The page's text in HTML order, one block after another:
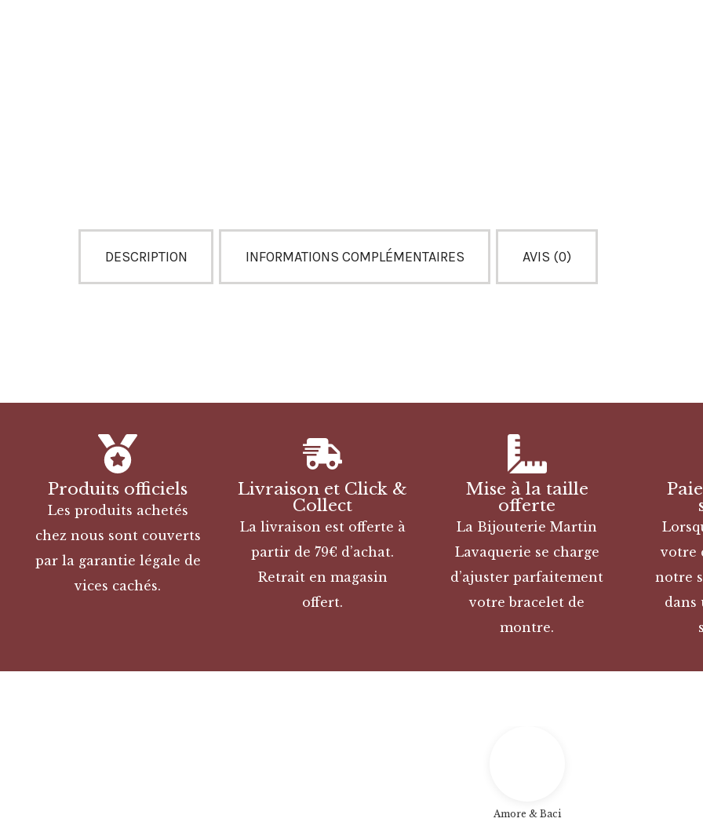
DESCRIPTION INFORMATIONS COMPLÉMENTAIRES AVIS (0)
Produits officiels
Les produits achetés
chez nous sont couverts
par la garantie légale de
vices cachés.
Livraison et Click &
Collect
La livraison est offerte à
partir de 79€ d’achat.
Retrait en magasin
offert.
Mise à la taille
offerte
La Bijouterie Martin
Lavaquerie se charge
d’ajuster parfaitement
votre bracelet de
montre.
votre
notre
dans
Amore & Baci